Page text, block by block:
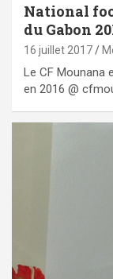
National
du Gabon
16 juillet 2017
Le CF Mounana
en 2016 @